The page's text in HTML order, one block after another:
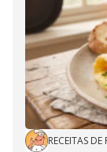
RECEITAS DE